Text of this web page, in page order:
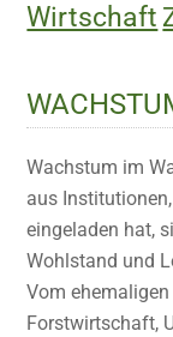
Wirtschaft
Wachstum im
aus
eingeladen hat,
Wohlstand und
Vom
Forstwirtschaft,